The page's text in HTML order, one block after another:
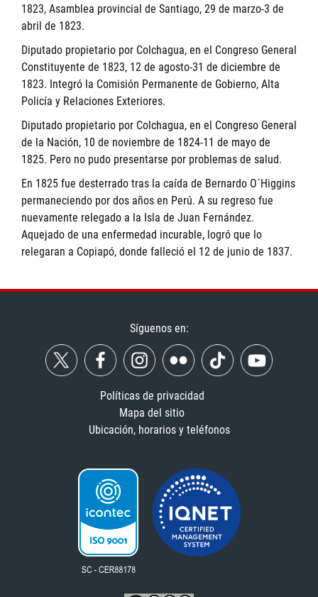
1823, Asamblea provincial de Santiago, 29 de marzo-3 de
abril de 1823.
Diputado propietario por Colchagua, en el Congreso General
Constituyente de 1823, 12 de agosto-31 de diciembre de
1823. Integró la Comisión Permanente de Gobierno, Alta
Policía y Relaciones Exteriores.
Diputado propietario por Colchagua, en el Congreso General
de la Nación, 10 de noviembre de 1824-11 de mayo de
1825. Pero no pudo presentarse por problemas de salud.
En 1825 fue desterrado tras la caída de Bernardo O´Higgins
permaneciendo por dos años en Perú. A su regreso fue
nuevamente relegado a la Isla de Juan Fernández.
Aquejado de una enfermedad incurable, logró que lo
relegaran a Copiapó, donde falleció el 12 de junio de 1837.
Síguenos en:
Políticas de privacidad
Mapa del sitio
Ubicación, horarios y teléfonos